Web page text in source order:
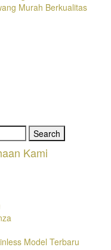
Murah Berkualitas
Kami
Model Terbaru